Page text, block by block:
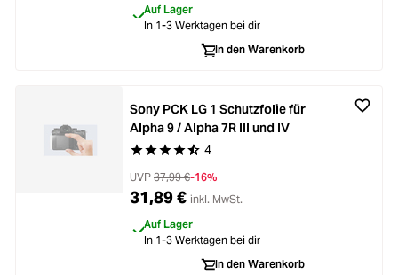
Bildbearbeitung
Ferngläser
Second Hand
Auf Lager
In 1-3 Werktagen bei dir
In den Warenkorb
Durchschnittliche Bewertung von 4.7 von 5
4
Sony PCK LG 1 Schutzfolie für
Alpha 9 / Alpha 7R III und IV
UVP 37,99 €-16%
31,89 € inkl. MwSt.
Auf Lager
In 1-3 Werktagen bei dir
In den Warenkorb